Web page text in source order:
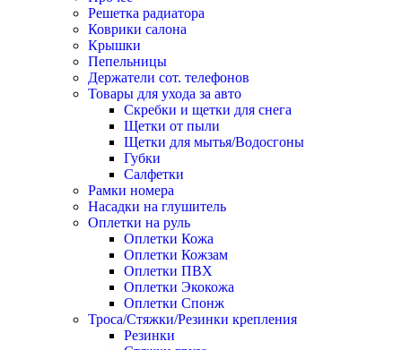
Решетка радиатора
Коврики салона
Крышки
Пепельницы
Держатели сот. телефонов
Товары для ухода за авто
Скребки и щетки для снега
Щетки от пыли
Щетки для мытья/Водосгоны
Губки
Салфетки
Рамки номера
Насадки на глушитель
Оплетки на руль
Оплетки Кожа
Оплетки Кожзам
Оплетки ПВХ
Оплетки Экокожа
Оплетки Спонж
Троса/Стяжки/Резинки крепления
Резинки